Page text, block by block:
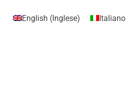
English (Inglese) Italiano